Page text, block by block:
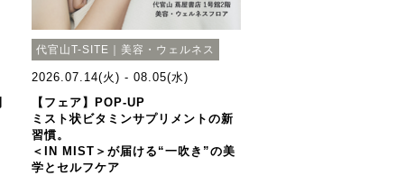
代官山T-SITE｜美容・ウェルネス
2026.07.14(火) - 08.05(水)
【フェア】POP-UP
ミスト状ビタミンサプリメントの新
習慣。
＜IN MIST＞が届ける“一吹き”の美
学とセルフケア